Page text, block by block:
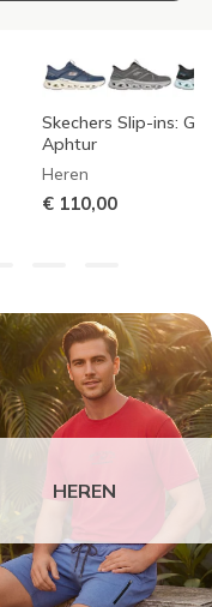
Skechers Slip-ins:
Aphtur
Heren
€ 110,00
HEREN